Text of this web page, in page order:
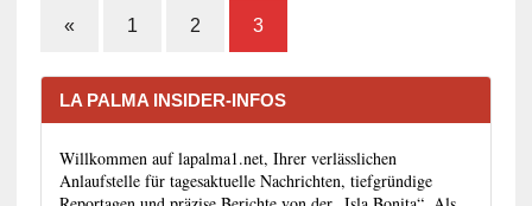
« 1 2 3
LA PALMA INSIDER-INFOS
Willkommen auf lapalma1.net, Ihrer verlässlichen
Anlaufstelle für tagesaktuelle Nachrichten, tiefgründige